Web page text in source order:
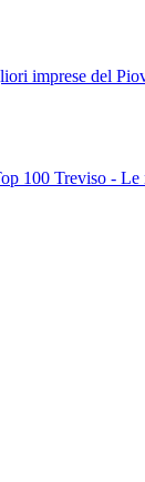
imprese del
100 Treviso - Le